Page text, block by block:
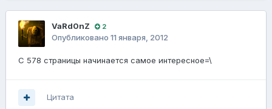
VaRd0nZ 2
Опубликовано 11 января, 2012
С 578 страницы начинается самое интересное=\
Цитата